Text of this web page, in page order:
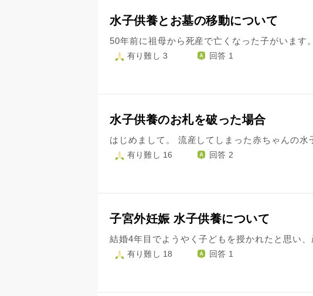
水子供養とお墓の移動について
有り難し 3 回答 1
水子供養のお札を破った場合
有り難し 16 回答 2
子宮外妊娠 水子供養について
有り難し 18 回答 1